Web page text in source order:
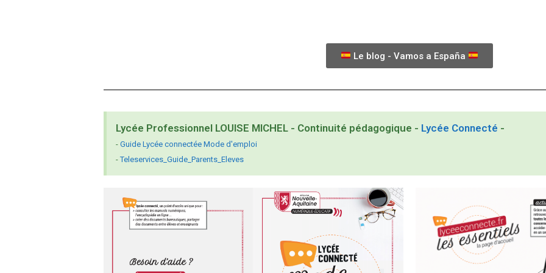
Le blog - Vamos a España
Lycée Professionnel LOUISE MICHEL - Continuité pédagogique - Lycée Connecté -
- Guide Lycée connectée Mode d'emploi
-Teleservices_Guide_Parents_Eleves